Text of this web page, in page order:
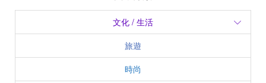
文化 / 生活
旅遊
時尚